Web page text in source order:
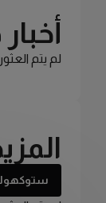
لم يتم